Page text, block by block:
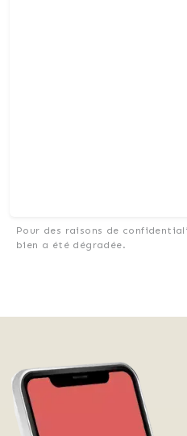
Pour des raisons de
bien a été dégradée.